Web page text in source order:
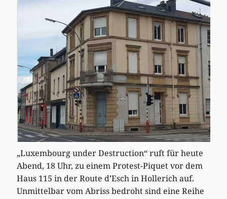
„Luxembourg under Destruction“ ruft für heute
Abend, 18 Uhr, zu einem Protest-Piquet vor dem
Haus 115 in der Route d’Esch in Hollerich auf.
Unmittelbar vom Abriss bedroht sind eine Reihe